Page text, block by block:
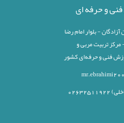
و حرفه ای
- بلوار امام رضا
تربیت مربی و
فنی و حرفه‌ای کشور